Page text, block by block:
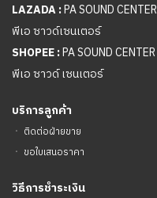
LAZADA :PA SOUND CENTER
พีเอ ซาวด์เซนเตอร์
SHOPEE :PA SOUND CENTER
พีเอ ซาวด์ เซนเตอร์
บริการลูกค้า
ㆍ ติดต่อฝ่ายขาย
ㆍ ขอใบเสนอราคา
วิธีการชำระเงิน